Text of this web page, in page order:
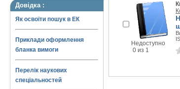
Довідка :
Як освоїти пошук в ЕК
Приклади оформлення
бланка вимоги
Перелік наукових
спеціальностей
Недоступно
0 из 1